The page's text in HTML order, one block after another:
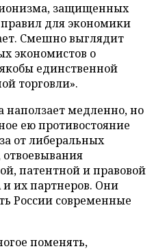
защищенных
для экономики
Смешно выглядит
экономистов о
единственной
торговли».
наползает медленно, но
ею противостояние
от либеральных
патентной и правовой
их партнеров. Они
России современные
поменять,